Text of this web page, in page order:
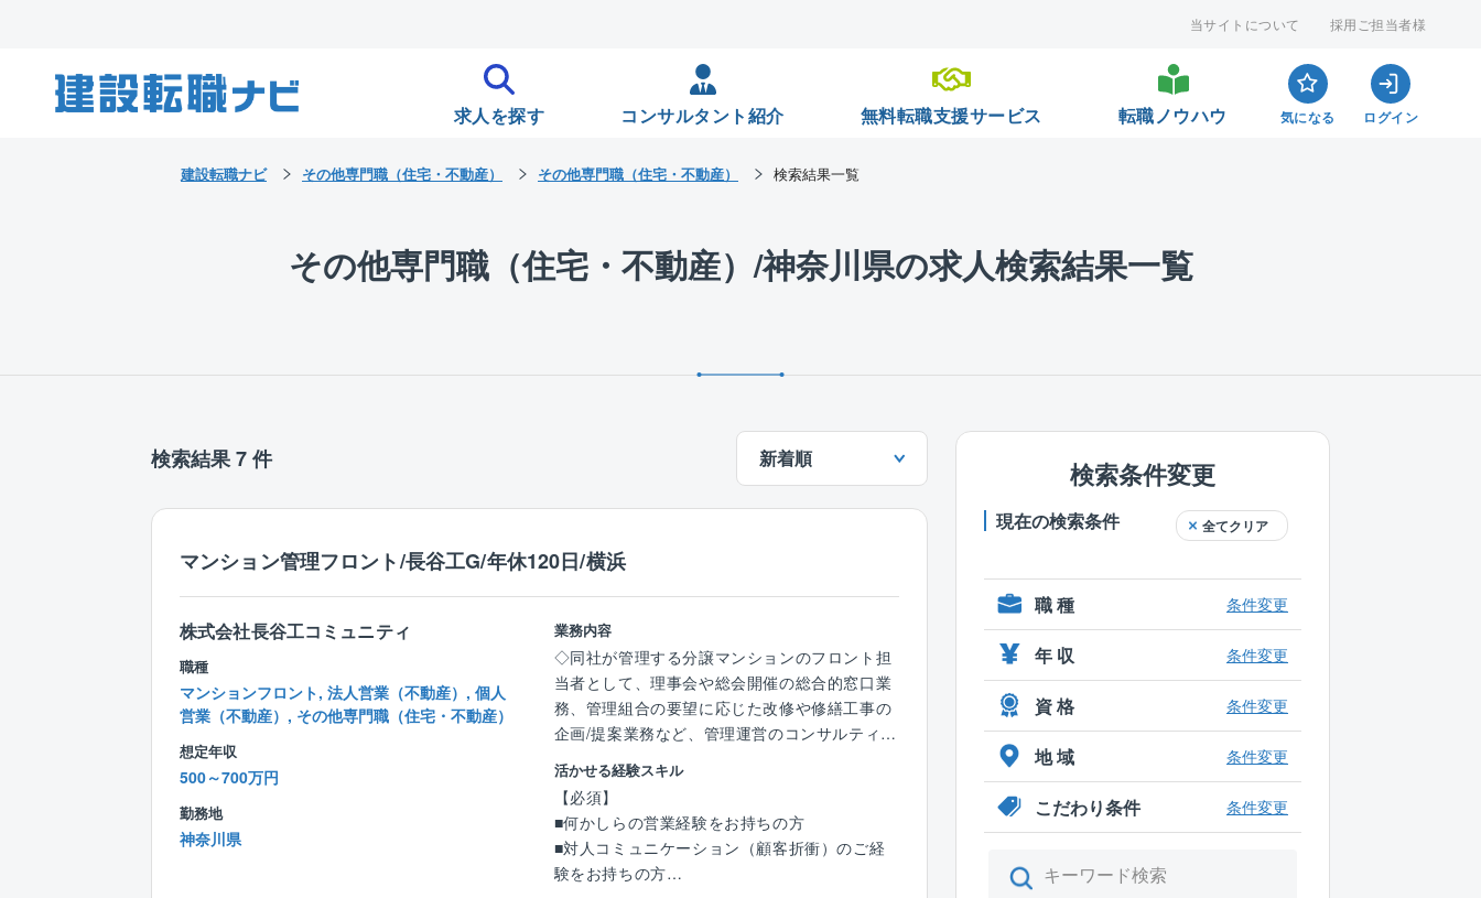
当サイトについて 採用ご担当者様
求人を探す コンサルタント紹介 無料転職支援サービス 転職ノウハウ 気になる ログイン
その他専門職（住宅・不動産）/神奈川県の求人検索結果一覧
検索結果 7 件 新着順
マンション管理フロント/長谷工G/年休120日/横浜
株式会社長谷工コミュニティ
職種
マンションフロント, 法人営業（不動産）, 個人
営業（不動産）, その他専門職（住宅・不動産）
想定年収
500～700万円
勤務地
神奈川県
業務内容
◇同社が管理する分譲マンションのフロント担
当者として、理事会や総会開催の総合的窓口業
務、管理組合の要望に応じた改修や修繕工事の
企画/提案業務など、管理運営のコンサルティン
グ全般をご担当頂きます。
一人あたりの管理物件は10～12棟です。
【具体的には】
＜組合運営サポート＞
活かせる経験スキル
【必須】
■何かしらの営業経験をお持ちの方
■対人コミュニケーション（顧客折衝）のご経
験をお持ちの方
検索条件変更
現在の検索条件 全てクリア
職 種 条件変更
年 収 条件変更
資 格 条件変更
地 域 条件変更
こだわり条件 条件変更
建設転職ナビ その他専門職（住宅・不動産） その他専門職（住宅・不動産） 検索結果一覧